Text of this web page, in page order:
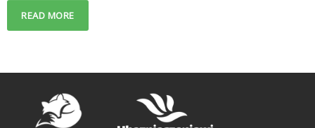
READ MORE